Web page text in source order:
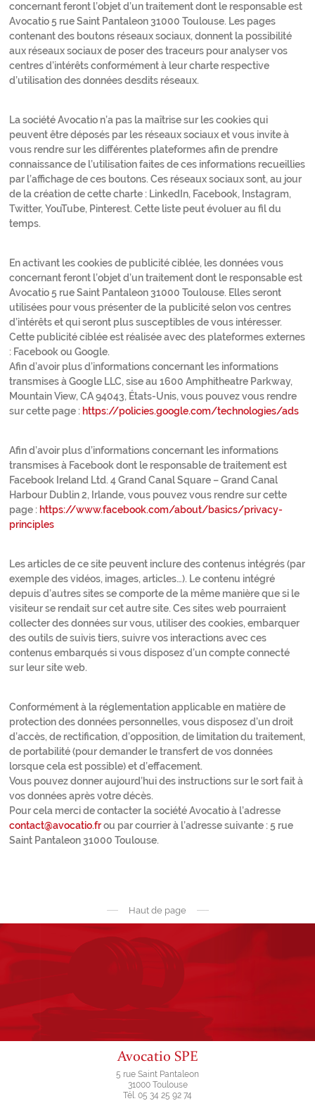
concernant feront l’objet d’un traitement dont le responsable est
Avocatio 5 rue Saint Pantaleon 31000 Toulouse. Les pages
contenant des boutons réseaux sociaux, donnent la possibilité
aux réseaux sociaux de poser des traceurs pour analyser vos
centres d’intérêts conformément à leur charte respective
d’utilisation des données desdits réseaux.
La société Avocatio n’a pas la maîtrise sur les cookies qui
peuvent être déposés par les réseaux sociaux et vous invite à
vous rendre sur les différentes plateformes afin de prendre
connaissance de l’utilisation faites de ces informations recueillies
par l’affichage de ces boutons. Ces réseaux sociaux sont, au jour
de la création de cette charte : LinkedIn, Facebook, Instagram,
Twitter, YouTube, Pinterest. Cette liste peut évoluer au fil du
temps.
En activant les cookies de publicité ciblée, les données vous
concernant feront l’objet d’un traitement dont le responsable est
Avocatio 5 rue Saint Pantaleon 31000 Toulouse. Elles seront
utilisées pour vous présenter de la publicité selon vos centres
d’intérêts et qui seront plus susceptibles de vous intéresser.
Cette publicité ciblée est réalisée avec des plateformes externes
: Facebook ou Google.
Afin d’avoir plus d’informations concernant les informations
transmises à Google LLC, sise au 1600 Amphitheatre Parkway,
Mountain View, CA 94043, États-Unis, vous pouvez vous rendre
sur cette page : https://policies.google.com/technologies/ads
Afin d’avoir plus d’informations concernant les informations
transmises à Facebook dont le responsable de traitement est
Facebook Ireland Ltd. 4 Grand Canal Square – Grand Canal
Harbour Dublin 2, Irlande, vous pouvez vous rendre sur cette
page : https://www.facebook.com/about/basics/privacy-
principles
Les articles de ce site peuvent inclure des contenus intégrés (par
exemple des vidéos, images, articles…). Le contenu intégré
depuis d’autres sites se comporte de la même manière que si le
visiteur se rendait sur cet autre site. Ces sites web pourraient
collecter des données sur vous, utiliser des cookies, embarquer
des outils de suivis tiers, suivre vos interactions avec ces
contenus embarqués si vous disposez d’un compte connecté
sur leur site web.
Conformément à la réglementation applicable en matière de
protection des données personnelles, vous disposez d’un droit
d’accès, de rectification, d’opposition, de limitation du traitement,
de portabilité (pour demander le transfert de vos données
lorsque cela est possible) et d’effacement.
Vous pouvez donner aujourd’hui des instructions sur le sort fait à
vos données après votre décès.
Pour cela merci de contacter la société Avocatio à l’adresse
contact@avocatio.frou par courrier à l’adresse suivante : 5 rue
Saint Pantaleon 31000 Toulouse.
Haut de page
Avocatio SPE
5 rue Saint Pantaleon
31000 Toulouse
Tél. 05 34 25 92 74